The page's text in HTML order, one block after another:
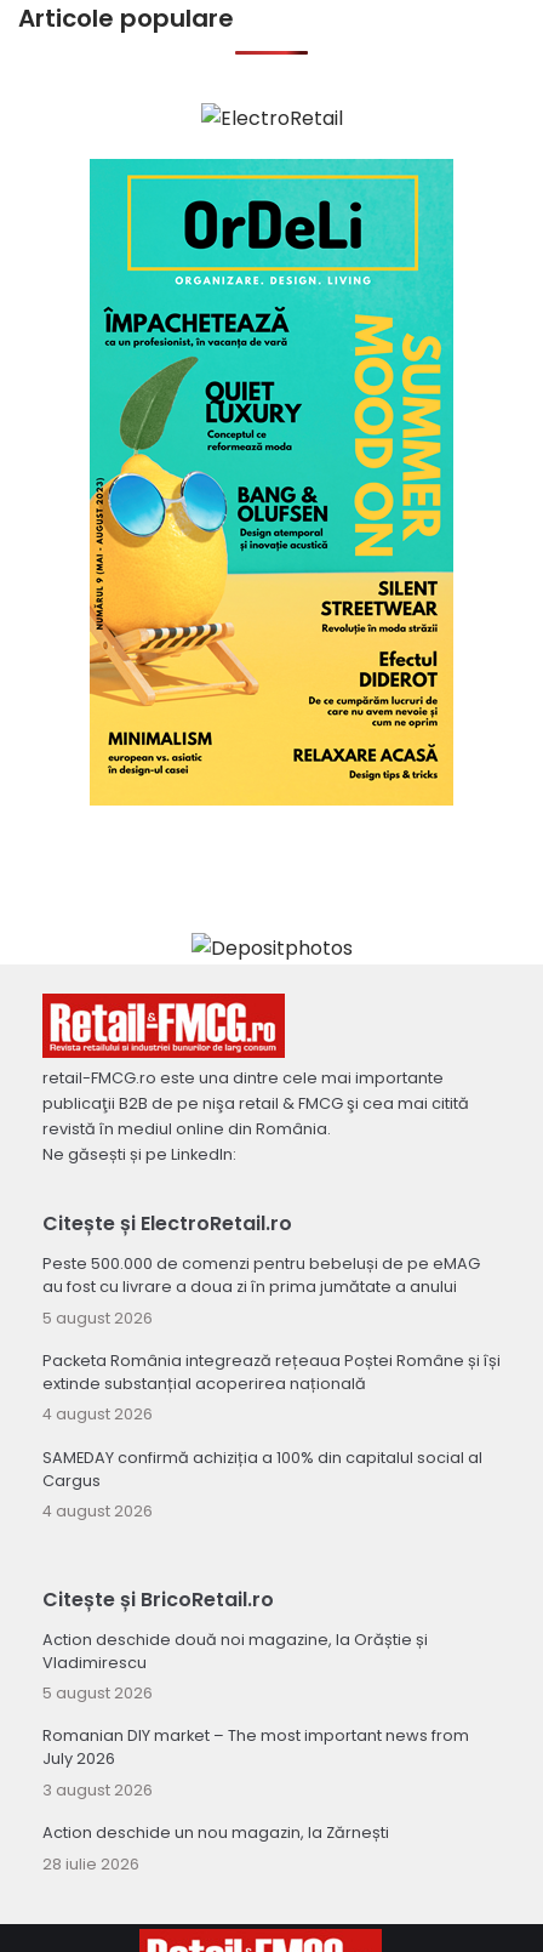
Articole populare
retail-FMCG.ro este una dintre cele mai importante
publicaţii B2B de pe nişa retail & FMCG şi cea mai citită
revistă în mediul online din România.
Ne găsești și pe LinkedIn:
Citește și ElectroRetail.ro
Peste 500.000 de comenzi pentru bebeluși de pe eMAG
au fost cu livrare a doua zi în prima jumătate a anului
5 august 2026
Packeta România integrează rețeaua Poștei Române și își
extinde substanțial acoperirea națională
4 august 2026
SAMEDAY confirmă achiziția a 100% din capitalul social al
Cargus
4 august 2026
Citește și BricoRetail.ro
Action deschide două noi magazine, la Orăștie și
Vladimirescu
5 august 2026
Romanian DIY market – The most important news from
July 2026
3 august 2026
Action deschide un nou magazin, la Zărnești
28 iulie 2026